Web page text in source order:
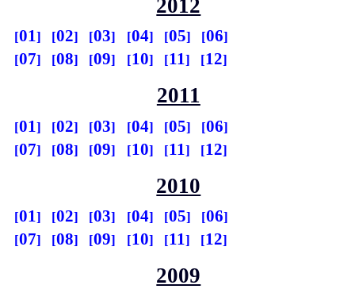
2012
01 02 03 04 05
06
07
08 09 10 11 12
2011
01 02 03 04 05
06
07
08 09 10 11 12
2010
01 02 03 04 05
06
07
08 09 10 11 12
2009